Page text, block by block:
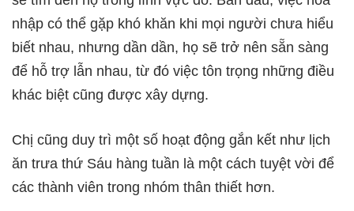
nhập có thể gặp khó khăn khi mọi người chưa hiểu
biết nhau, nhưng dần dần, họ sẽ trở nên sẵn sàng
để hỗ trợ lẫn nhau, từ đó việc tôn trọng những điều
khác biệt cũng được xây dựng.
Chị cũng duy trì một số hoạt động gắn kết như lịch
ăn trưa thứ Sáu hàng tuần là một cách tuyệt vời để
các thành viên trong nhóm​ thân thiết hơn.